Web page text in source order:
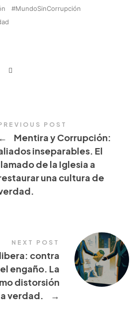
MundoSinCorrupción
POST
←
Mentira y Corrupción:
inseparables. El
de la Iglesia a
una cultura de
NEXT POST
contra
engaño. La
distorsión
verdad.
→